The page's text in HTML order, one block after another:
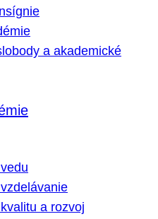
a akademické
a rozvoj